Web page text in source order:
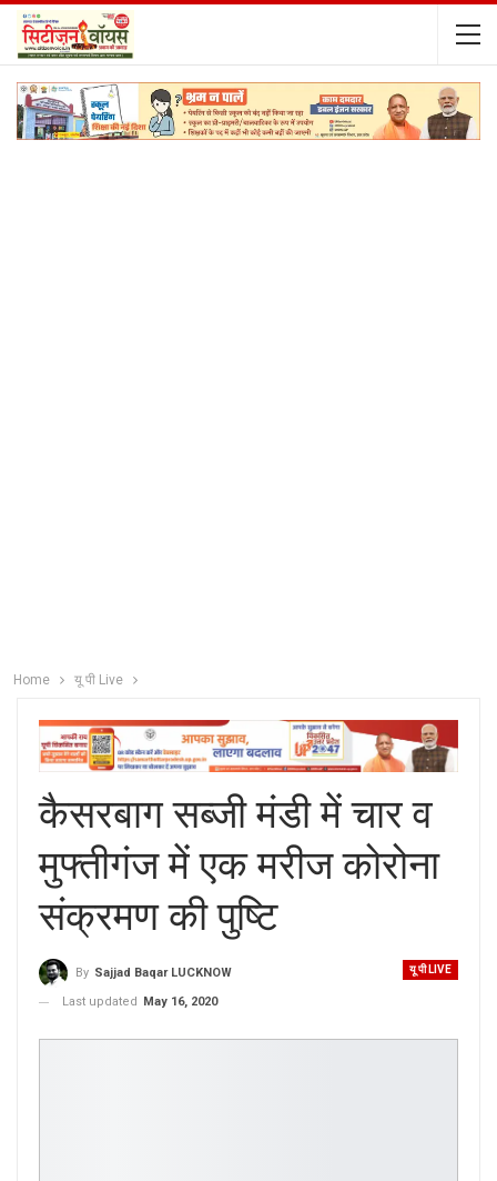
Home यू पी Live
कैसरबाग सब्जी मंडी में चार व
मुफ्तीगंज में एक मरीज कोरोना
संक्रमण की पुष्टि
यू पी LIVE
By Sajjad Baqar LUCKNOW
Last updated
May 16, 2020